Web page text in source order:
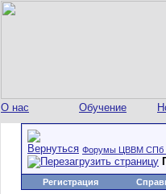
О нас Обучение
Форумы ЦВВМ СПб
Регистрация